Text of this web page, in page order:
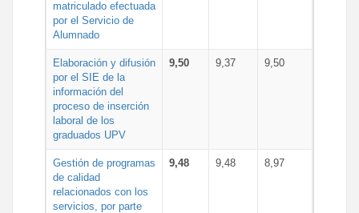
matriculado efectuada
por el Servicio de
Alumnado
Elaboración y difusión
por el SIE de la
información del
proceso de inserción
laboral de los
graduados UPV
9,50 9,37 9,50
Gestión de programas
de calidad
relacionados con los
servicios, por parte
9,48 9,48 8,97